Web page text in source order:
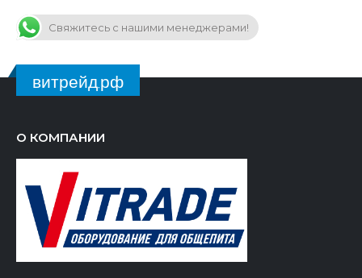
Свяжитесь с нашими менеджерами!
витрейд.рф
О КОМПАНИИ